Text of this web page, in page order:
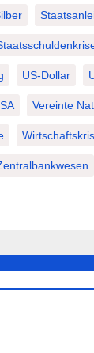
US-Dollar
Vereinte